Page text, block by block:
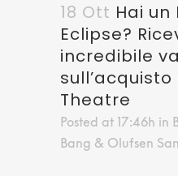
18 Ott Hai un
Eclipse?
incredibile
Theatre
Posted at 17:46h in
Bang & Olufsen